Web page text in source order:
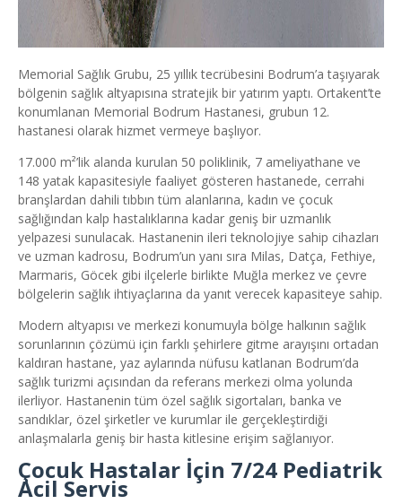
Memorial Sağlık Grubu, 25 yıllık tecrübesini Bodrum’a taşıyarak
bölgenin sağlık altyapısına stratejik bir yatırım yaptı. Ortakent’te
konumlanan Memorial Bodrum Hastanesi, grubun 12.
hastanesi olarak hizmet vermeye başlıyor.
17.000 m²’lik alanda kurulan 50 poliklinik, 7 ameliyathane ve
148 yatak kapasitesiyle faaliyet gösteren hastanede, cerrahi
branşlardan dahili tıbbın tüm alanlarına, kadın ve çocuk
sağlığından kalp hastalıklarına kadar geniş bir uzmanlık
yelpazesi sunulacak. Hastanenin ileri teknolojiye sahip cihazları
ve uzman kadrosu, Bodrum’un yanı sıra Milas, Datça, Fethiye,
Marmaris, Göcek gibi ilçelerle birlikte Muğla merkez ve çevre
bölgelerin sağlık ihtiyaçlarına da yanıt verecek kapasiteye sahip.
Modern altyapısı ve merkezi konumuyla bölge halkının sağlık
sorunlarının çözümü için farklı şehirlere gitme arayışını ortadan
kaldıran hastane, yaz aylarında nüfusu katlanan Bodrum’da
sağlık turizmi açısından da referans merkezi olma yolunda
ilerliyor. Hastanenin tüm özel sağlık sigortaları, banka ve
sandıklar, özel şirketler ve kurumlar ile gerçekleştirdiği
anlaşmalarla geniş bir hasta kitlesine erişim sağlanıyor.
Çocuk Hastalar İçin 7/24 Pediatrik
Acil Servis